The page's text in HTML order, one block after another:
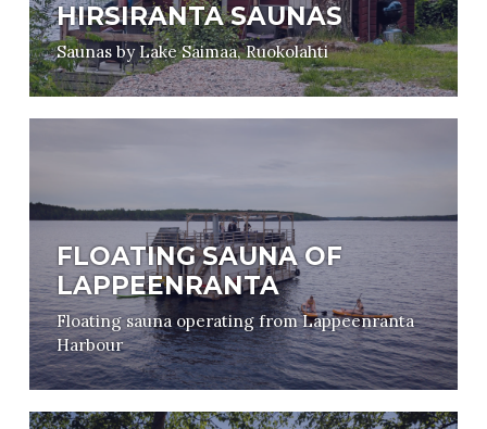
HIRSIRANTA SAUNAS
Saunas by Lake Saimaa, Ruokolahti
FLOATING SAUNA OF
LAPPEENRANTA
Floating sauna operating from Lappeenranta
Harbour